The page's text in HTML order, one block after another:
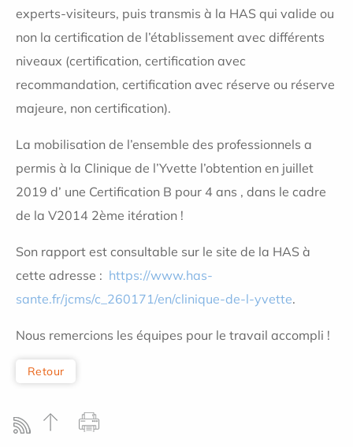
experts-visiteurs, puis transmis à la HAS qui valide ou
non la certification de l’établissement avec différents
niveaux (certification, certification avec
recommandation, certification avec réserve ou réserve
majeure, non certification).
La mobilisation de l’ensemble des professionnels a
permis à la Clinique de l’Yvette l’obtention en juillet
2019 d’ une Certification B pour 4 ans , dans le cadre
de la V2014 2ème itération !
Son rapport est consultable sur le site de la HAS à
cette adresse : https://www.has-
sante.fr/jcms/c_260171/en/clinique-de-l-yvette.
Nous remercions les équipes pour le travail accompli !
Retour